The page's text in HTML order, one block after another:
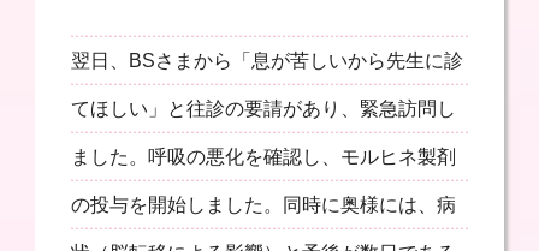
翌日、BSさまから「息が苦しいから先生に診
てほしい」と往診の要請があり、緊急訪問し
ました。呼吸の悪化を確認し、モルヒネ製剤
の投与を開始しました。同時に奥様には、病